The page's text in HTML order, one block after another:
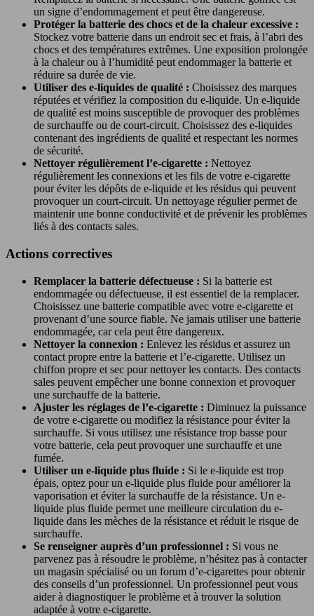
un signe d’endommagement et peut être dangereuse.
Protéger la batterie des chocs et de la chaleur excessive :
Stockez votre batterie dans un endroit sec et frais, à l’abri des
chocs et des températures extrêmes. Une exposition prolongée
à la chaleur ou à l’humidité peut endommager la batterie et
réduire sa durée de vie.
Utiliser des e-liquides de qualité : Choisissez des marques
réputées et vérifiez la composition du e-liquide. Un e-liquide
de qualité est moins susceptible de provoquer des problèmes
de surchauffe ou de court-circuit. Choisissez des e-liquides
contenant des ingrédients de qualité et respectant les normes
de sécurité.
Nettoyer régulièrement l’e-cigarette : Nettoyez
régulièrement les connexions et les fils de votre e-cigarette
pour éviter les dépôts de e-liquide et les résidus qui peuvent
provoquer un court-circuit. Un nettoyage régulier permet de
maintenir une bonne conductivité et de prévenir les problèmes
liés à des contacts sales.
Actions correctives
Remplacer la batterie défectueuse : Si la batterie est
endommagée ou défectueuse, il est essentiel de la remplacer.
Choisissez une batterie compatible avec votre e-cigarette et
provenant d’une source fiable. Ne jamais utiliser une batterie
endommagée, car cela peut être dangereux.
Nettoyer la connexion : Enlevez les résidus et assurez un
contact propre entre la batterie et l’e-cigarette. Utilisez un
chiffon propre et sec pour nettoyer les contacts. Des contacts
sales peuvent empêcher une bonne connexion et provoquer
une surchauffe de la batterie.
Ajuster les réglages de l’e-cigarette : Diminuez la puissance
de votre e-cigarette ou modifiez la résistance pour éviter la
surchauffe. Si vous utilisez une résistance trop basse pour
votre batterie, cela peut provoquer une surchauffe et une
fumée.
Utiliser un e-liquide plus fluide : Si le e-liquide est trop
épais, optez pour un e-liquide plus fluide pour améliorer la
vaporisation et éviter la surchauffe de la résistance. Un e-
liquide plus fluide permet une meilleure circulation du e-
liquide dans les mèches de la résistance et réduit le risque de
surchauffe.
Se renseigner auprès d’un professionnel : Si vous ne
parvenez pas à résoudre le problème, n’hésitez pas à contacter
un magasin spécialisé ou un forum d’e-cigarettes pour obtenir
des conseils d’un professionnel. Un professionnel peut vous
aider à diagnostiquer le problème et à trouver la solution
adaptée à votre e-cigarette.